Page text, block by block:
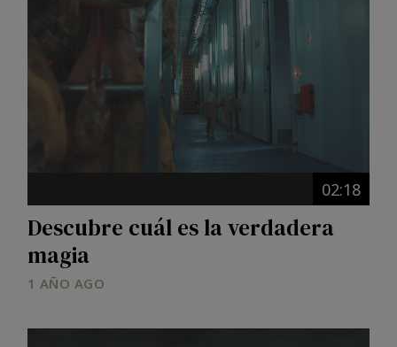
02:18
Descubre cuál es la verdadera
magia
1 AÑO AGO